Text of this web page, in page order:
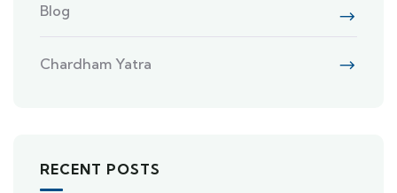
Blog
Chardham Yatra
RECENT POSTS